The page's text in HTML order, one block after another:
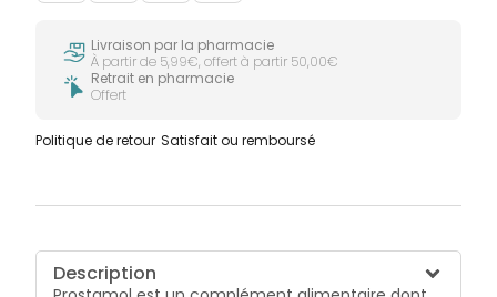
Livraison par la pharmacie
À partir de 5,99€, offert à partir 50,00€
Retrait en pharmacie
Offert
Politique de retour Satisfait ou remboursé
Description